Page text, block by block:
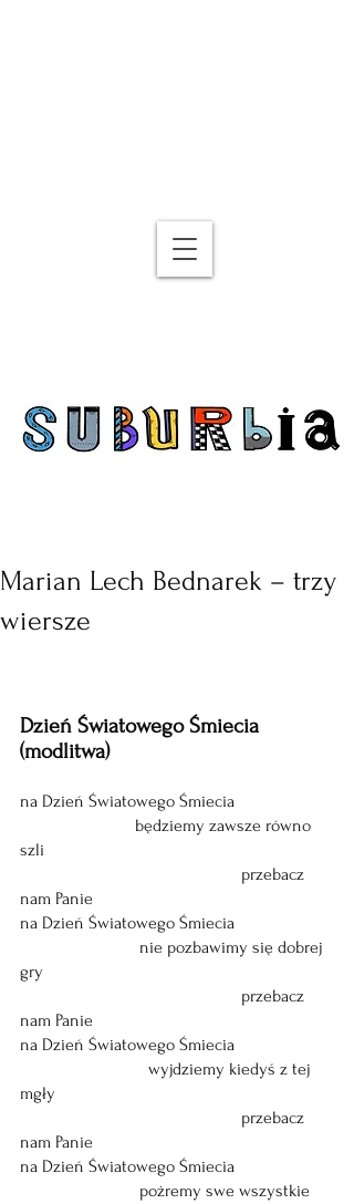
Marian Lech Bednarek – trzy
wiersze
Dzień Światowego Śmiecia
(modlitwa)
na Dzień Światowego Śmiecia
będziemy zawsze równo
szli
przebacz
nam Panie
na Dzień Światowego Śmiecia
nie pozbawimy się dobrej
gry
przebacz
nam Panie
na Dzień Światowego Śmiecia
wyjdziemy kiedyś z tej
mgły
przebacz
nam Panie
na Dzień Światowego Śmiecia
pożremy swe wszystkie